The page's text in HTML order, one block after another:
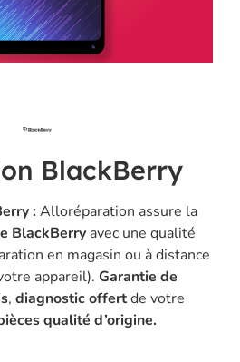
BlackBerry
:Alloréparation assure la
BlackBerry avec une qualité
en magasin ou à distance
appareil). Garantie de
, diagnostic offertde votre
qualité d’origine.